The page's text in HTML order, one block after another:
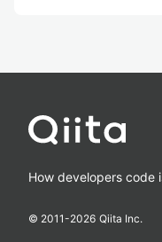
How developers code
© 2011-2026 Qiita Inc.